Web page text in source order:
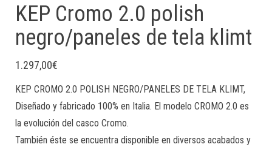
KEP Cromo 2.0 polish
negro/paneles de tela klimt
1.297,00€
KEP CROMO 2.0 POLISH NEGRO/PANELES DE TELA KLIMT,
Diseñado y fabricado 100% en Italia. El modelo CROMO 2.0 es
la evolución del casco Cromo.
También éste se encuentra disponible en diversos acabados y